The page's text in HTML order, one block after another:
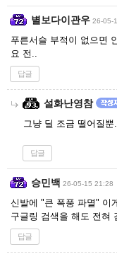
별보다이관우 26-05-
푸른서슬 부적이 없으면
요 전..
답글
설화난영참
그냥 딜 조금 떨어질
답글
승민백 26-05-15 21:28
신발에 "큰 폭풍 파멸" 이
구글링 검색을 해도 전혀
답글